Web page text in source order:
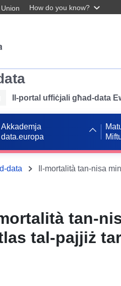
How do you know?
Il-portal uffiċjali għad-data
Akkademja
data.europa
data
tan-
tal-pajjiż